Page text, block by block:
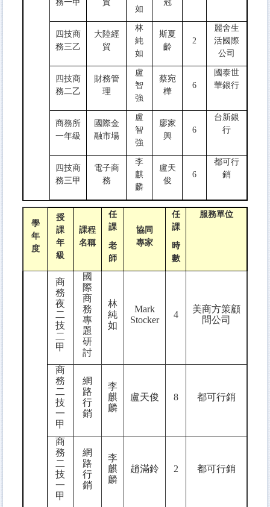
務一甲 貿
如
冠
四技商
務三乙
大陸經
貿
林
純
如
斯夏
齡
2
麗舍生
活國際
公司
四技商
務二乙
財務管
理
盧
智
強
蔡宛
樺
6
國泰世
華銀行
商務所
一年級
國際金
融市場
盧
智
強
廖家
興
6
台新銀
行
四技商
務三甲
電子商
務
李
麒
麟
盧天
俊
6
都可行
銷
學
年
度
授
課
年
級
課程
名稱
任
課
老
師
協同
專家
任
課
時
數
服務單位
商
務
夜
二
技
二
甲
國
際
商
務
專
題
研
討
林
純
如
Mark
Stocker
4
美商方策顧
問公司
商
務
二
技
一
甲
網
路
行
銷
李
麒
麟
盧天俊 8 都可行銷
商
務
二
技
一
甲
網
路
行
銷
李
麒
麟
趙滿鈴 2 都可行銷